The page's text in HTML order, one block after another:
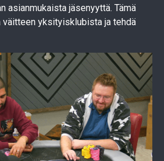
asianmukaista jäsenyyttä. Tämä
väitteen yksityisklubista ja tehdä